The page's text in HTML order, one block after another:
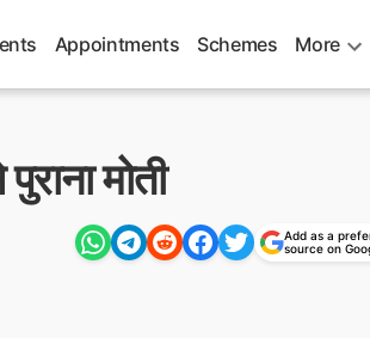
Appointments Schemes More
मोती
Add as a
source on